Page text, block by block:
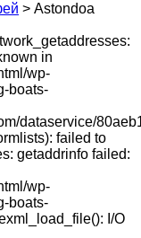
> Astondoa
in
wp-
boats-
dataservice/
failed to
getaddrinfo failed:
wp-
boats-
I/O